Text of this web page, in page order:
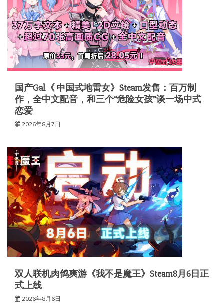
国产Gal《 中国式地雷女》Steam发售：百万制
作，全中文配音，和三个“危险女孩”谈一场中式
恋爱
2026年8月7日
双人联机肉鸽爽游《我不是魔王》Steam8月6日正
式上线
2026年8月6日